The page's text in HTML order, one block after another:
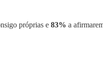
próprias e 83% a